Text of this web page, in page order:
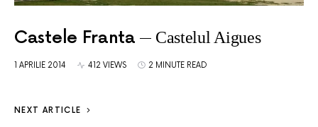
Castele Franta Castelul Aigues
1 APRILIE 2014 412 VIEWS 2 MINUTE READ
NEXT ARTICLE